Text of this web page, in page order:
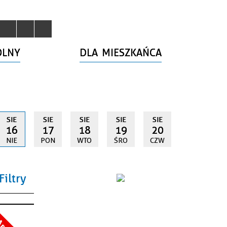
DLA MIESZKAŃCA
SIE
16
NIE
SIE
17
PON
SIE
18
WTO
SIE
19
ŚRO
SIE
20
CZW